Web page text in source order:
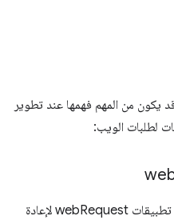
يكون من المهم فهمها عند تطوير
لطلبات الويب:
عندما تستخدم إضافة واجهات برمجة تطبيقات webRequest لإعادة